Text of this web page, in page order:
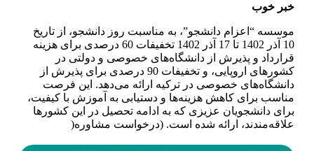
خبر خوب
موسسه “اعزام دانشجو”، به مناسبت روز دانشجو، از تاریخ
10 آذر 1402 تا 17 آذر 1402 تخفیفات 60 درصدی برای هزینه
قرارداد و پذیرش از دانشگاه‌های خصوصی و دولتی در
کشورهای اروپایی، و تخفیفات 90 درصدی برای پذیرش از
دانشگاه‌های خصوصی در ترکیه ارائه می‌دهد. این فرصت
مناسب برای کاهش هزینه‌ها و دستیابی به آموزش با کیفیت،
برای دانشجویان عزیزی که به ادامه تحصیل در این کشورها
علاقه‌مندند، ارائه شده است. (درخواست مشاوره(